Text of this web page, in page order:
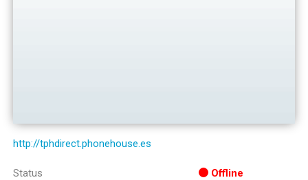
http://tphdirect.phonehouse.es
Status Offline